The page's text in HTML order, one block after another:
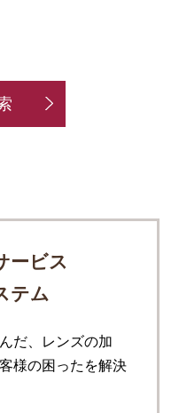
ービス
テム
だ、レンズの加
様の困ったを解決